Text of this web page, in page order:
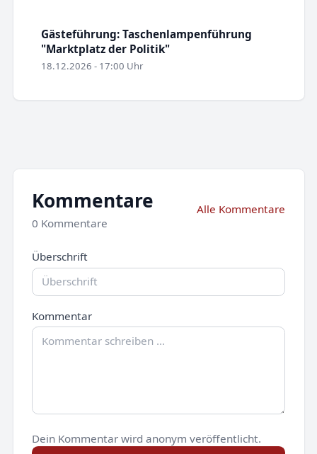
Gästeführung: Taschenlampenführung
"Marktplatz der Politik"
18.12.2026 - 17:00 Uhr
Kommentare
0 Kommentare
Alle Kommentare
Überschrift
Kommentar
Dein Kommentar wird anonym veröffentlicht.